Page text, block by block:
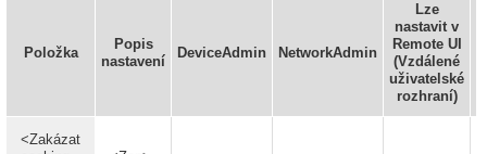
Položka
Popis
nastavení
DeviceAdmin NetworkAdmin
Lze
nastavit v
Remote UI
(Vzdálené
uživatelské
rozhraní)
<Zakázat